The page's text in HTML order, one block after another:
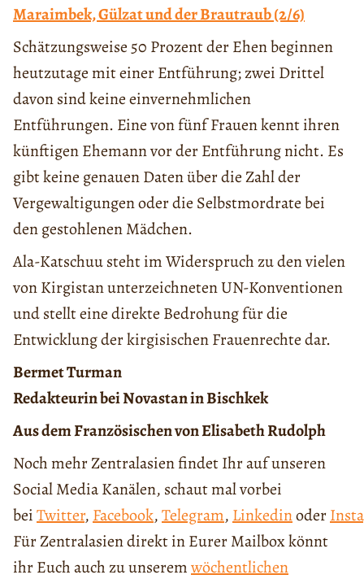
Maraimbek, Gülzat und der Brautraub (2/6)
Schätzungsweise 50 Prozent der Ehen beginnen
heutzutage mit einer Entführung; zwei Drittel
davon sind keine einvernehmlichen
Entführungen. Eine von fünf Frauen kennt ihren
künftigen Ehemann vor der Entführung nicht. Es
gibt keine genauen Daten über die Zahl der
Vergewaltigungen oder die Selbstmordrate bei
den gestohlenen Mädchen.
Ala-Katschuu steht im Widerspruch zu den vielen
von Kirgistan unterzeichneten UN-Konventionen
und stellt eine direkte Bedrohung für die
Entwicklung der kirgisischen Frauenrechte dar.
Bermet Turman
Redakteurin bei Novastan in Bischkek
Aus dem Französischen von Elisabeth Rudolph
Noch mehr Zentralasien findet Ihr auf unseren
Social Media Kanälen, schaut mal vorbei
beiTwitter, Facebook,Telegram, Linkedinoder
Für Zentralasien direkt in Eurer Mailbox könnt
ihr Euch auch zu unseremwöchentlichen